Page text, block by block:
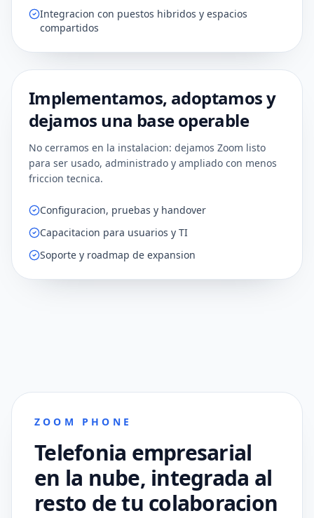
Integracion con puestos hibridos y espacios
compartidos
03 DEPLOY
Implementamos, adoptamos y
dejamos una base operable
No cerramos en la instalacion: dejamos Zoom listo
para ser usado, administrado y ampliado con menos
friccion tecnica.
Configuracion, pruebas y handover
Capacitacion para usuarios y TI
Soporte y roadmap de expansion
ZOOM PHONE
Telefonia empresarial
en la nube, integrada al
resto de tu colaboracion